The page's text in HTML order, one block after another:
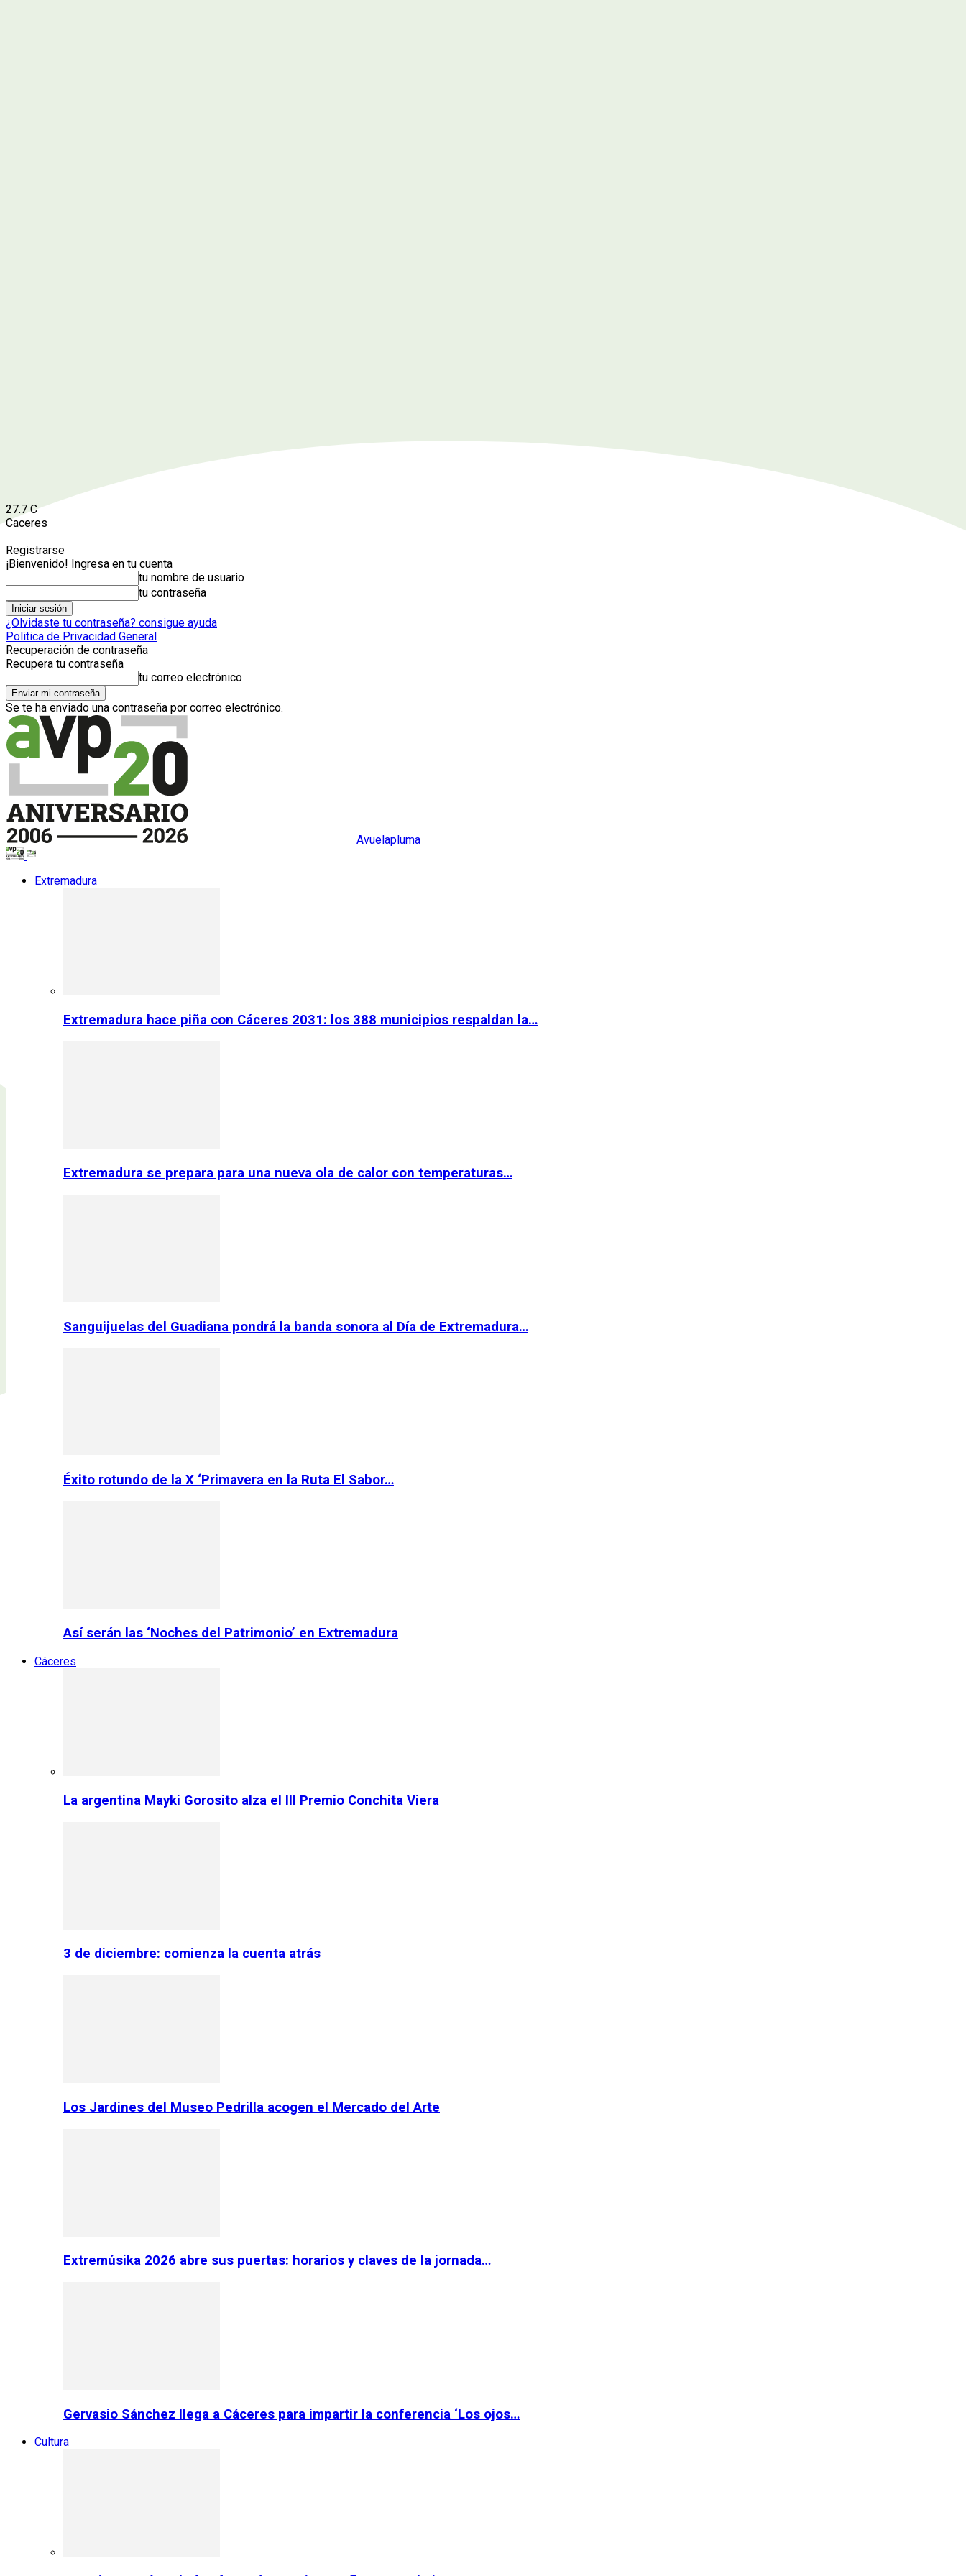
27.7 C
Caceres
Registrarse
¡Bienvenido! Ingresa en tu cuenta
tu nombre de usuario
tu contraseña
¿Olvidaste tu contraseña? consigue ayuda
Politica de Privacidad General
Recuperación de contraseña
Recupera tu contraseña
tu correo electrónico
Se te ha enviado una contraseña por correo electrónico.
Avuelapluma
Extremadura
Extremadura hace piña con Cáceres 2031: los 388 municipios respaldan la…
Extremadura se prepara para una nueva ola de calor con temperaturas…
Sanguijuelas del Guadiana pondrá la banda sonora al Día de Extremadura…
Éxito rotundo de la X ‘Primavera en la Ruta El Sabor…
Así serán las ‘Noches del Patrimonio’ en Extremadura
Cáceres
La argentina Mayki Gorosito alza el III Premio Conchita Viera
3 de diciembre: comienza la cuenta atrás
Los Jardines del Museo Pedrilla acogen el Mercado del Arte
Extremúsika 2026 abre sus puertas: horarios y claves de la jornada…
Gervasio Sánchez llega a Cáceres para impartir la conferencia ‘Los ojos…
Cultura